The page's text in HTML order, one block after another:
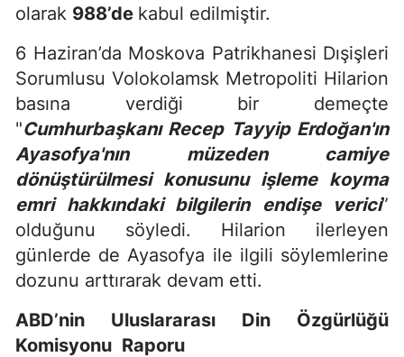
olarak 988’de kabul edilmiştir.
6 Haziran’da Moskova Patrikhanesi Dışişleri
Sorumlusu Volokolamsk Metropoliti Hilarion
basına verdiği bir demeçte
"Cumhurbaşkanı Recep Tayyip Erdoğan'ın
Ayasofya'nın müzeden camiye
dönüştürülmesi konusunu işleme koyma
emri hakkındaki bilgilerin endişe verici”
olduğunu söyledi. Hilarion ilerleyen
günlerde de Ayasofya ile ilgili söylemlerine
dozunu arttırarak devam etti.
ABD’nin Uluslararası Din Özgürlüğü
Komisyonu Raporu